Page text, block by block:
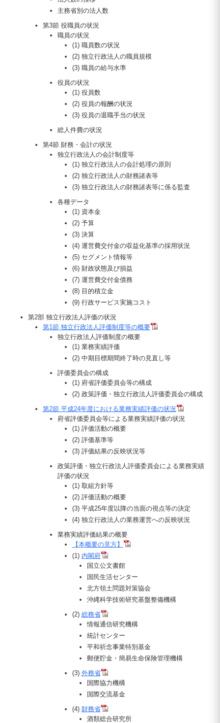
主務省別の法人数
第3節 役職員の状況
職員の状況
(1) 職員数の状況
(2) 独立行政法人の職員規模
(3) 職員の給与水準
役員の状況
(1) 役員数
(2) 役員の報酬の状況
(3) 役員の退職手当の状況
総人件費の状況
第4節 財務・会計の状況
独立行政法人の会計制度等
(1) 独立行政法人の会計処理の原則
(2) 独立行政法人の財務諸表等
(3) 独立行政法人の財務諸表等に係る監査
各種データ
(1) 資本金
(2) 予算
(3) 決算
(4) 運営費交付金の収益化基準の採用状況
(5) セグメント情報等
(6) 財政状態及び損益
(7) 運営費交付金債務
(8) 目的積立金
(9) 行政サービス実施コスト
第2部 独立行政法人評価の状況
第1節 独立行政法人評価制度等の概要
独立行政法人評価制度の概要
(1) 業務実績評価
(2) 中期目標期間終了時の見直し等
評価委員会の構成
(1) 府省評価委員会等の構成
(2) 政策評価・独立行政法人評価委員会の構成
第2節 平成24年度における業務実績評価の状況
府省評価委員会等による業務実績評価の状況
(1) 評価活動の概要
(2) 評価基準等
(3) 評価結果の反映状況等
政策評価・独立行政法人評価委員会による業務実績
評価の状況
(1) 取組方針等
(2) 評価活動の概要
(3) 平成25年度以降の当面の視点等の決定
(4) 独立行政法人の業務運営への反映状況
業務実績評価結果の概要
【本概要の見方】
(1) 内閣府
国立公文書館
国民生活センター
北方領土問題対策協会
沖縄科学技術研究基盤整備機構
(2) 総務省
情報通信研究機構
統計センター
平和祈念事業特別基金
郵便貯金・簡易生命保険管理機構
(3) 外務省
国際協力機構
国際交流基金
(4) 財務省
酒類総合研究所